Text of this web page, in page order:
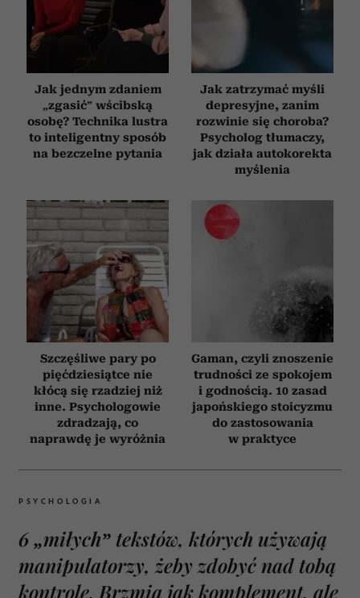
Jak jednym zdaniem
„zgasić” wścibską
osobę? Technika lustra
to inteligentny sposób
na bezczelne pytania
Jak zatrzymać myśli
depresyjne, zanim
rozwinie się choroba?
Psycholog tłumaczy,
jak działa autokorekta
myślenia
Szczęśliwe pary po
pięćdziesiątce nie
kłócą się rzadziej niż
inne. Psychologowie
zdradzają, co
naprawdę je wyróżnia
Gaman, czyli znoszenie
trudności ze spokojem
i godnością. 10 zasad
japońskiego stoicyzmu
do zastosowania
w praktyce
PSYCHOLOGIA
6 „miłych” tekstów, których używają
manipulatorzy, żeby zdobyć nad tobą
kontrolę. Brzmią jak komplement, ale